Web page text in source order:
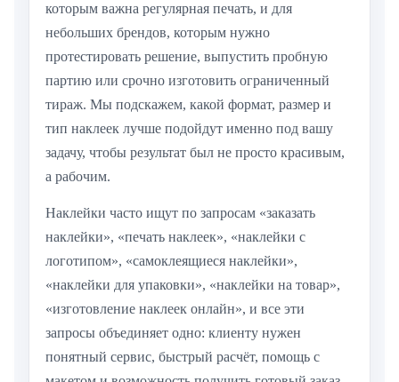
которым важна регулярная печать, и для
небольших брендов, которым нужно
протестировать решение, выпустить пробную
партию или срочно изготовить ограниченный
тираж. Мы подскажем, какой формат, размер и
тип наклеек лучше подойдут именно под вашу
задачу, чтобы результат был не просто красивым,
а рабочим.
Наклейки часто ищут по запросам «заказать
наклейки», «печать наклеек», «наклейки с
логотипом», «самоклеящиеся наклейки»,
«наклейки для упаковки», «наклейки на товар»,
«изготовление наклеек онлайн», и все эти
запросы объединяет одно: клиенту нужен
понятный сервис, быстрый расчёт, помощь с